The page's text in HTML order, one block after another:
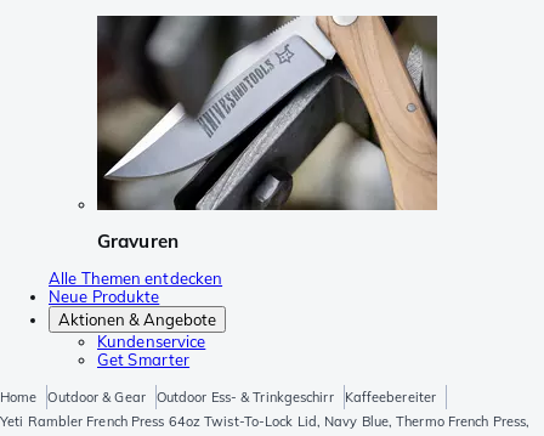
Gravuren
Alle Themen entdecken
Neue Produkte
Aktionen & Angebote
Kundenservice
Get Smarter
Home Outdoor & Gear Outdoor Ess- & Trinkgeschirr
Kaffeebereiter
Yeti Rambler French Press 64oz Twist-To-Lock Lid, Navy Blue, Thermo French Press,